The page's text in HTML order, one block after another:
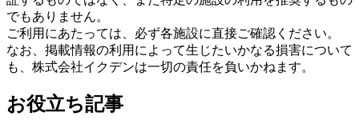
でもありません。
ご利用にあたっては、必ず各施設に直接ご確認ください。
なお、掲載情報の利用によって生じたいかなる損害について
も、株式会社イクデンは一切の責任を負いかねます。
お役立ち記事